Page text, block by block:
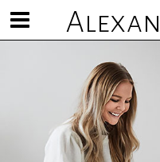
Visa/göm
meny